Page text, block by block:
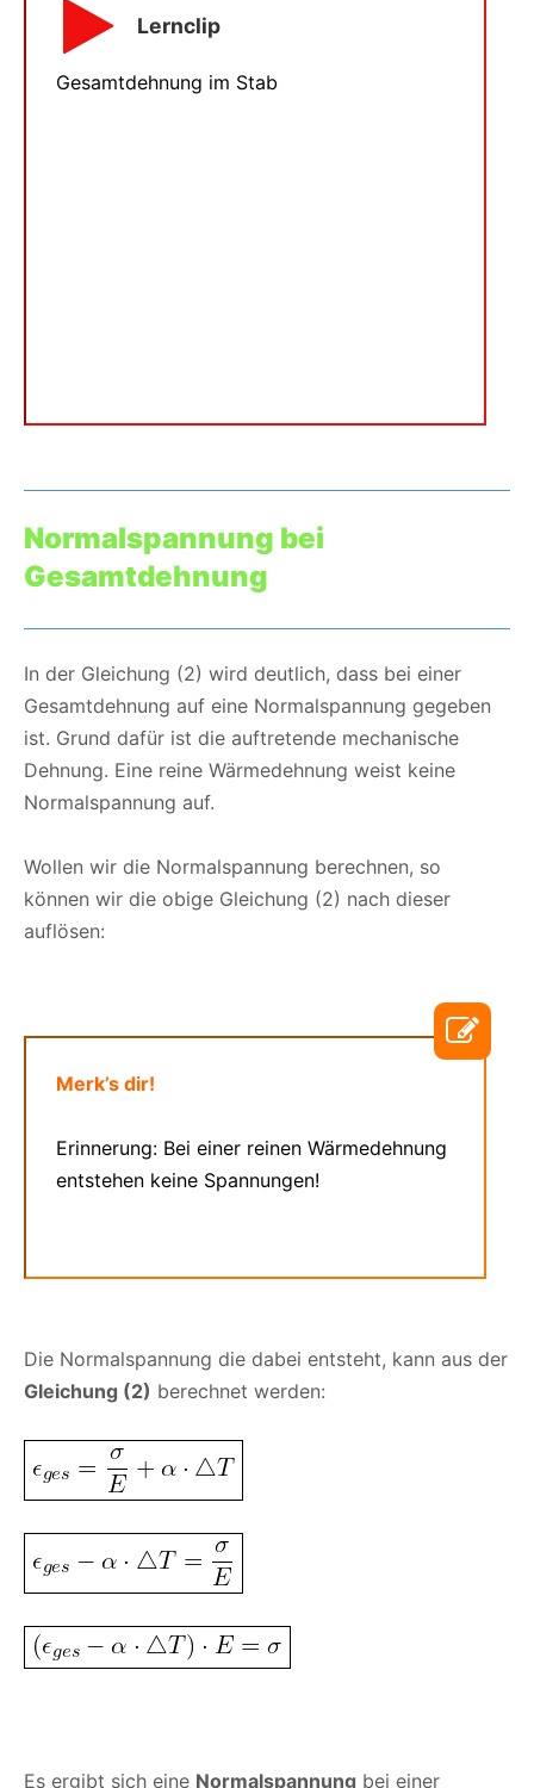
Lernclip
Gesamtdehnung im Stab
Normalspannung bei
Gesamtdehnung
In der Gleichung (2) wird deutlich, dass bei einer
Gesamtdehnung auf eine Normalspannung gegeben
ist. Grund dafür ist die auftretende mechanische
Dehnung. Eine reine Wärmedehnung weist keine
Normalspannung auf.
Wollen wir die Normalspannung berechnen, so
können wir die obige Gleichung (2) nach dieser
auflösen:
Merk’s dir!
Erinnerung: Bei einer reinen Wärmedehnung
entstehen keine Spannungen!
Die Normalspannung die dabei entsteht, kann aus der
Gleichung (2) berechnet werden:
Es ergibt sich eine Normalspannung bei einer